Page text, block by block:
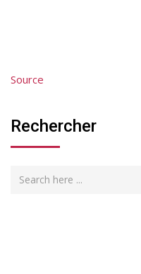
Source
Rechercher